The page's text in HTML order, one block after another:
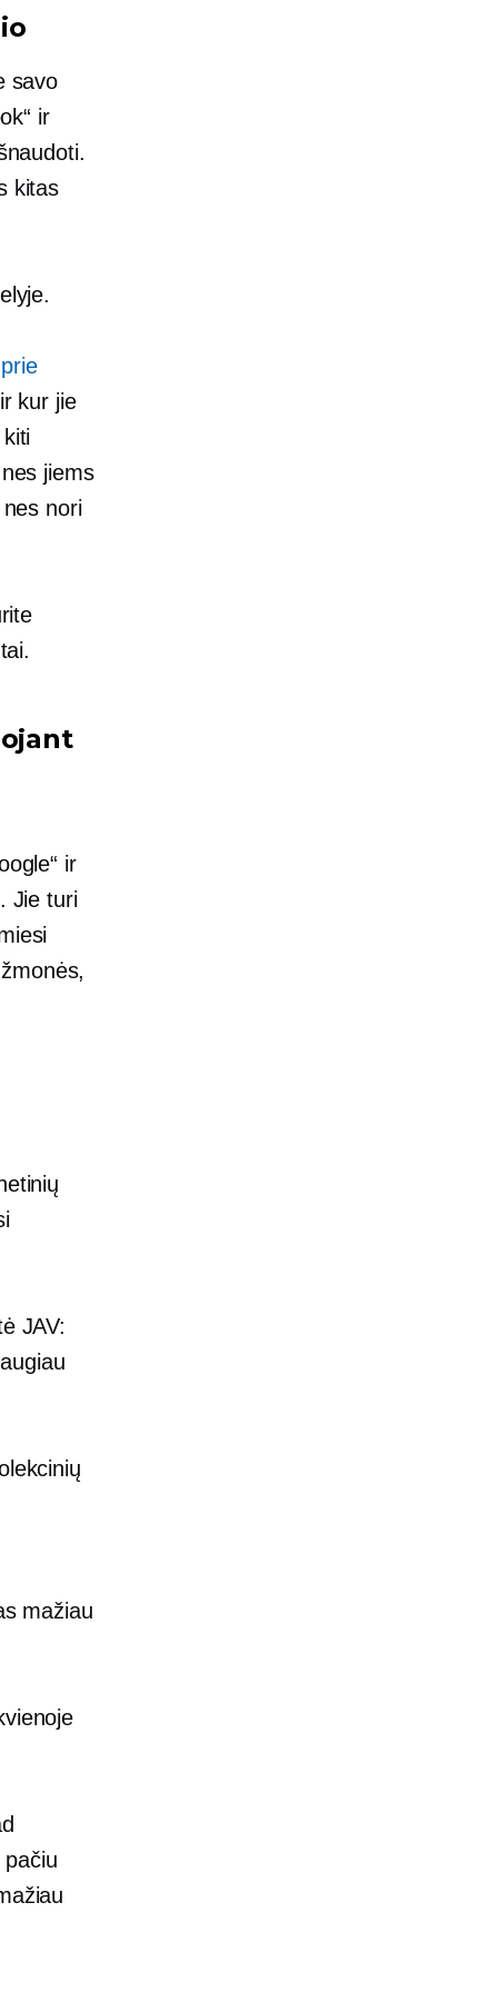
savo
ir
kitas
kur jie
jiems
nori
ir
Jie turi
JAV:
mažiau